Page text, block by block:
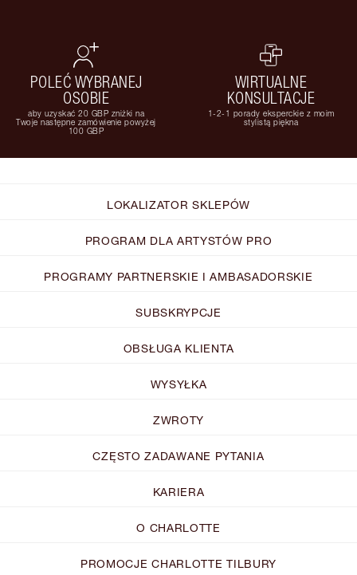
POLEĆ WYBRANEJ
OSOBIE
aby uzyskać 20 GBP zniżki na
Twoje następne zamówienie powyżej
100 GBP
WIRTUALNE
KONSULTACJE
1-2-1 porady eksperckie z moim
stylistą piękna
LOKALIZATOR SKLEPÓW
PROGRAM DLA ARTYSTÓW PRO
PROGRAMY PARTNERSKIE I AMBASADORSKIE
SUBSKRYPCJE
OBSŁUGA KLIENTA
WYSYŁKA
ZWROTY
CZĘSTO ZADAWANE PYTANIA
KARIERA
O CHARLOTTE
PROMOCJE CHARLOTTE TILBURY